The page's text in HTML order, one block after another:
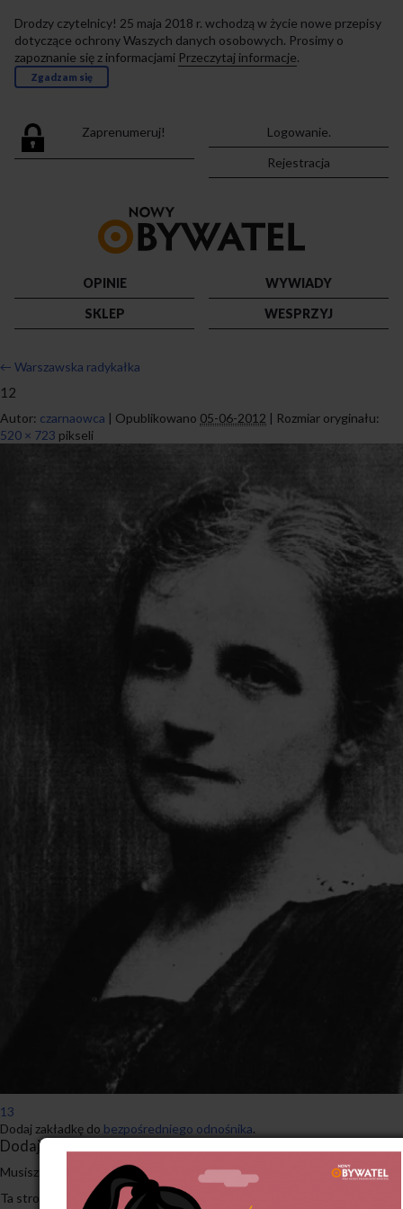
Drodzy czytelnicy! 25 maja 2018 r. wchodzą w życie nowe przepisy
dotyczące ochrony Waszych danych osobowych. Prosimy o
zapoznanie się z informacjami Przeczytaj informacje.
Zgadzam się
Zaprenumeruj!
Logowanie.
Rejestracja
strony
OPINIE
WYWIADY
SKLEP
WESPRZYJ
← Warszawska radykałka
12
Autor: czarnaowca | Opublikowano 05-06-2012 | Rozmiar oryginału:
520 × 723 pikseli
13
Dodaj zakładkę do bezpośredniego odnośnika.
Dodaj komentarz
Musisz się zalogować, aby móc dodać komentarz.
Ta strona używa Akismet do redukcji spamu.